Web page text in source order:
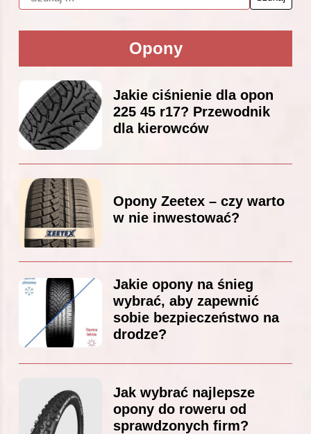
Opony
Jakie ciśnienie dla opon
225 45 r17? Przewodnik
dla kierowców
Opony Zeetex – czy warto
w nie inwestować?
Jakie opony na śnieg
wybrać, aby zapewnić
sobie bezpieczeństwo na
drodze?
Jak wybrać najlepsze
opony do roweru od
sprawdzonych firm?